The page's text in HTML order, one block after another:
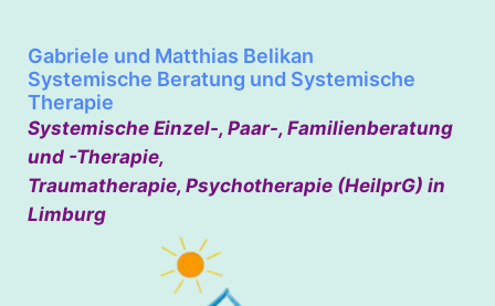
Gabriele und Matthias Belikan
Systemische Beratung und Systemische
Therapie
Systemische Einzel-, Paar-, Familienberatung
und -Therapie,
Traumatherapie, Psychotherapie (HeilprG) in
Limburg